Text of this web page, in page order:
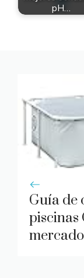
pH…
Guía de
piscinas